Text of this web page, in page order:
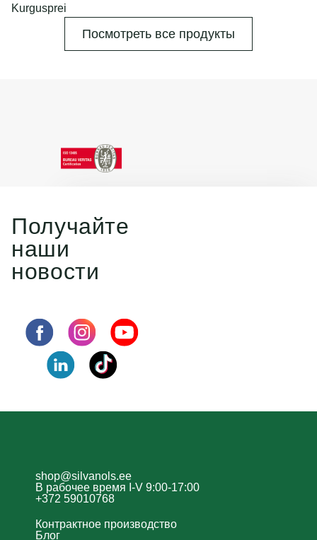
Kurgusprei
Посмотреть все продукты
Получайте
наши
новости
shop@silvanols.ee
В рабочее время I-V 9:00-17:00
+372 59010768
Контрактное производство
Блог